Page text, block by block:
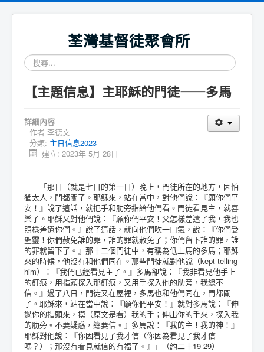
荃灣基督徒聚會所
搜
尋...
【主題信息】主耶穌的門徒——多馬
詳細內容
作者 李德文
分類: 主日信息2023
建立: 2023年 5月 28日
「那日（就是七日的第一日）晚上，門徒所在的地方，因怕
猶太人，門都關了。耶穌來，站在當中，對他們說：『願你們平
安！』說了這話，就把手和肋旁指給他們看。門徒看見主，就喜
樂了。耶穌又對他們說：『願你們平安！父怎樣差遣了我，我也
照樣差遣你們。』說了這話，就向他們吹一口氣，說：『你們受
聖靈！你們赦免誰的罪，誰的罪就赦免了；你們留下誰的罪，誰
的罪就留下了。』那十二個門徒中，有稱為低土馬的多馬；耶穌
來的時候，他沒有和他們同在。那些門徒就對他說（kept telling
him）：『我們已經看見主了。』多馬卻說：『我非看見他手上
的釘痕，用指頭探入那釘痕，又用手探入他的肋旁，我總不
信。』過了八日，門徒又在屋裡，多馬也和他們同在，門都關
了。耶穌來，站在當中說：『願你們平安！』就對多馬說：『伸
過你的指頭來，摸（原文是看）我的手；伸出你的手來，探入我
的肋旁。不要疑惑，總要信。』多馬說：『我的主！我的神！』
耶穌對他說：『你因看見了我才信（你因為看見了我才信
嗎？）；那沒有看見就信的有福了。』」（約二十19-29）